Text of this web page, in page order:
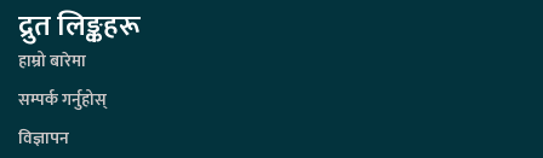
द्रुत लिङ्कहरू
हाम्रो बारेमा
सम्पर्क गर्नुहोस्
विज्ञापन